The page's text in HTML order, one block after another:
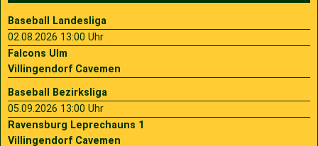
Baseball Landesliga
02.08.2026 13:00 Uhr
Falcons Ulm
Villingendorf Cavemen
Baseball Bezirksliga
05.09.2026 13:00 Uhr
Ravensburg Leprechauns 1
Villingendorf Cavemen